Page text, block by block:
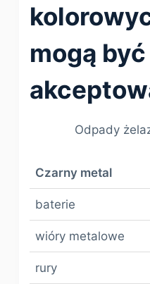
mogą być
Odpady
Czarny metal
baterie
wióry metalowe
rury